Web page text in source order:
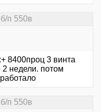
п 550в
8400проц 3 винта
недели. потом
п 550в